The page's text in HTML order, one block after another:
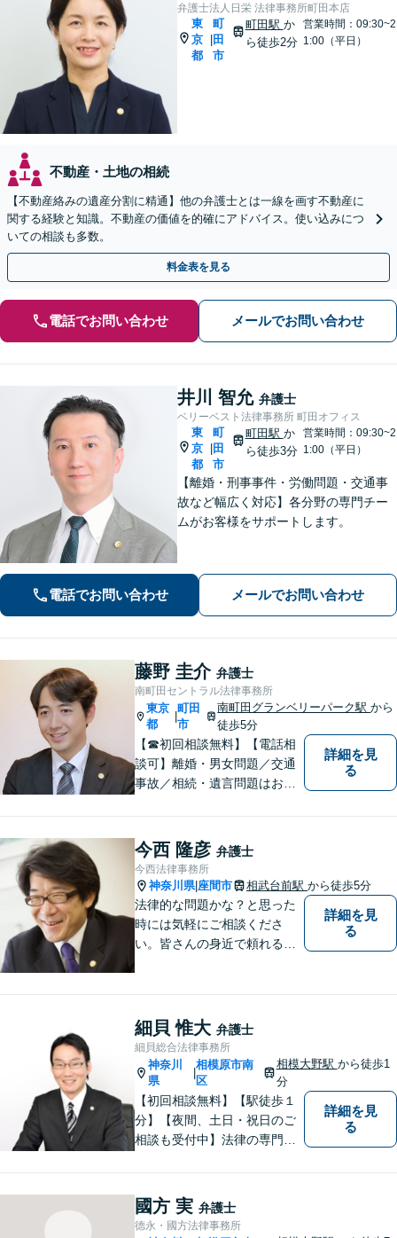
弁護士法人日栄 法律事務所町田本店
東
京
都
町
田
市
町田駅 か
ら徒歩2分
営業時間：09:30~2
1:00（平日）
不動産・土地の相続
【不動産絡みの遺産分割に精通】他の弁護士とは一線を画す不動産に
関する経験と知識。不動産の価値を的確にアドバイス。使い込みにつ
いての相談も多数。
料金表を見る
電話でお問い合わせ メールでお問い合わせ
井川 智允 弁護士
ベリーベスト法律事務所 町田オフィス
東
京
都
町
田
市
町田駅 か
ら徒歩3分
営業時間：09:30~2
1:00（平日）
【離婚・刑事事件・労働問題・交通事
故など幅広く対応】各分野の専門チー
ムがお客様をサポートします。
電話でお問い合わせ メールでお問い合わせ
藤野 圭介 弁護士
南町田セントラル法律事務所
東京
都
|
町田
市
南町田グランベリーパーク駅から
徒歩5分
【☎︎初回相談無料】【電話相
談可】離婚・男女問題／交通
事故／相続・遺言問題はお任
00件以上。豊富な経験を活か
し、依頼者様にとって最適な
解決を目指します【休日・夜
間対応可】【完全個室で相
談】【南町田グランベリーパ
ーク駅5分】
詳細を見
る
今西 隆彦 弁護士
今西法律事務所
神奈川県| 座間市 相武台前駅 から徒歩5分
法律的な問題かな？と思った
時には気軽にご相談くださ
い。皆さんの身近で頼れる弁
詳細を見
る
細貝 惟大 弁護士
細貝総合法律事務所
神奈川
県
相模原市南
区
相模大野駅 から徒歩1
分
【初回相談無料】【駅徒歩１
分】【夜間、土日・祝日のご
相談も受付中】法律の専門家
す。
詳細を見
る
國方 実 弁護士
德永・國方法律事務所